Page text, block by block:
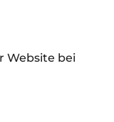
Website bei